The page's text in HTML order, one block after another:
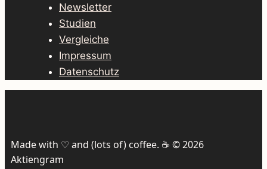
Newsletter
Studien
Vergleiche
Impressum
Datenschutz
Made with ♡ and (lots of) coffee. ☕️ © 2026
Aktiengram